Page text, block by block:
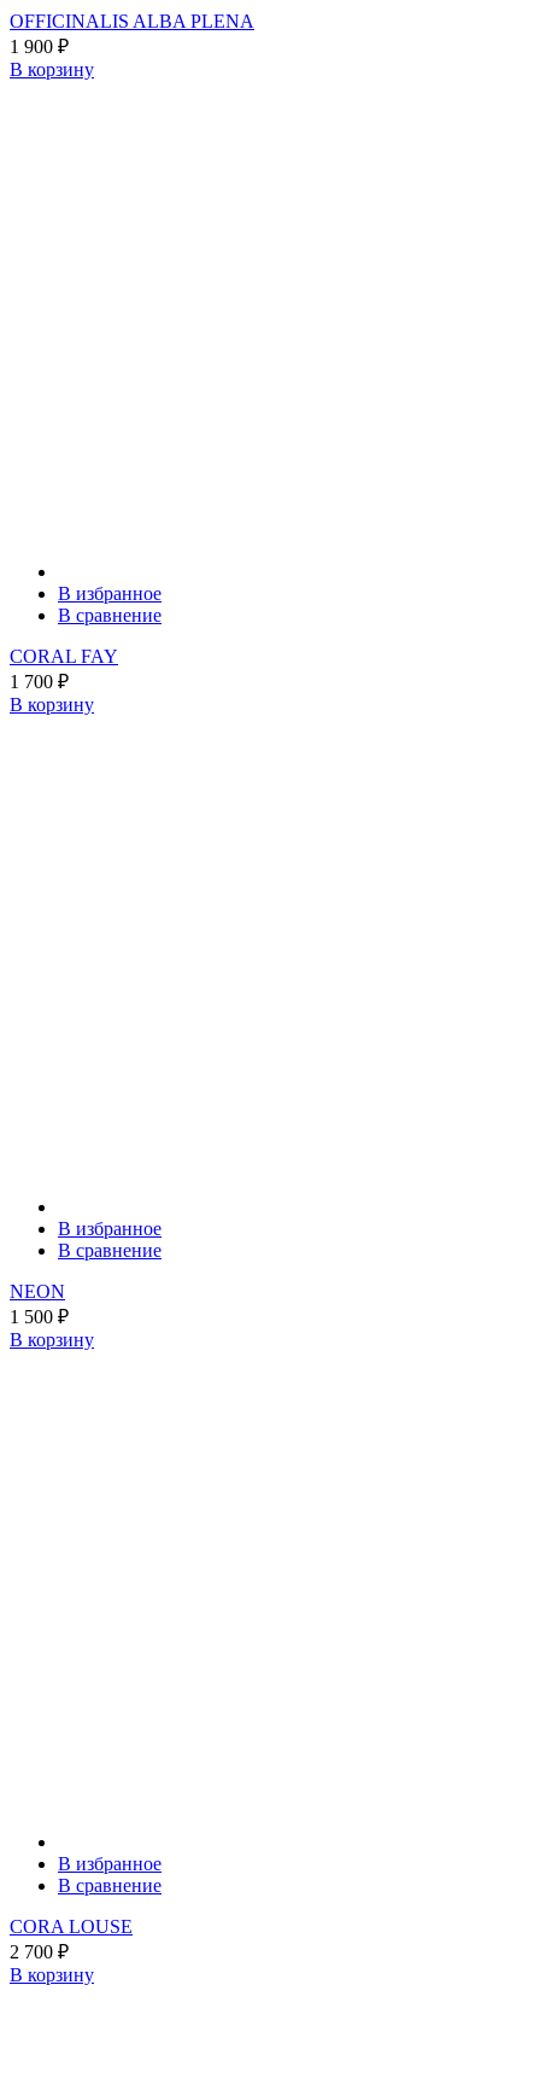
OFFICINALIS ALBA PLENA
1 900 ₽
В корзину
В избранное
В сравнение
CORAL FAY
1 700 ₽
В корзину
В избранное
В сравнение
NEON
1 500 ₽
В корзину
В избранное
В сравнение
CORA LOUSE
2 700 ₽
В корзину